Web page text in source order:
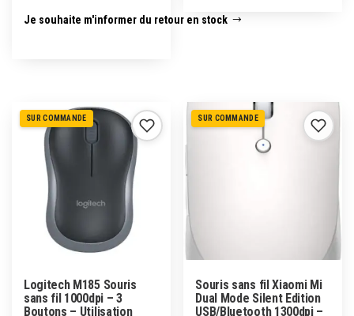
Je souhaite m'informer du retour en stock
SUR COMMANDE
Logitech M185 Souris
sans fil 1000dpi – 3
Boutons – Utilisation
SUR COMMANDE
Souris sans fil Xiaomi Mi
Dual Mode Silent Edition
USB/Bluetooth 1300dpi –